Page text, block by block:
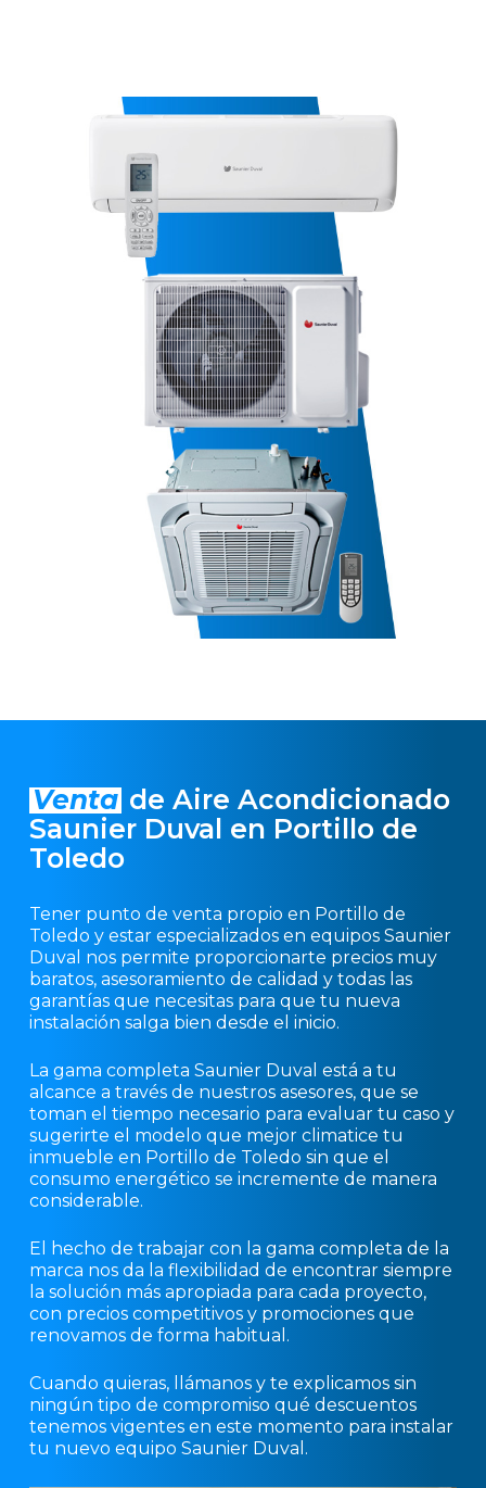
Venta de Aire Acondicionado
Saunier Duval en Portillo de
Toledo
Tener punto de venta propio en Portillo de
Toledo y estar especializados en equipos Saunier
Duval nos permite proporcionarte precios muy
baratos, asesoramiento de calidad y todas las
garantías que necesitas para que tu nueva
instalación salga bien desde el inicio.
La gama completa Saunier Duval está a tu
alcance a través de nuestros asesores, que se
toman el tiempo necesario para evaluar tu caso y
sugerirte el modelo que mejor climatice tu
inmueble en Portillo de Toledo sin que el
consumo energético se incremente de manera
considerable.
El hecho de trabajar con la gama completa de la
marca nos da la flexibilidad de encontrar siempre
la solución más apropiada para cada proyecto,
con precios competitivos y promociones que
renovamos de forma habitual.
Cuando quieras, llámanos y te explicamos sin
ningún tipo de compromiso qué descuentos
tenemos vigentes en este momento para instalar
tu nuevo equipo Saunier Duval.